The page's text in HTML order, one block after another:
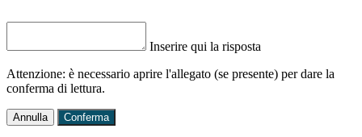
Inserire qui la risposta
Attenzione: è necessario aprire l'allegato (se presente) per dare la
conferma di lettura.
Annulla Conferma